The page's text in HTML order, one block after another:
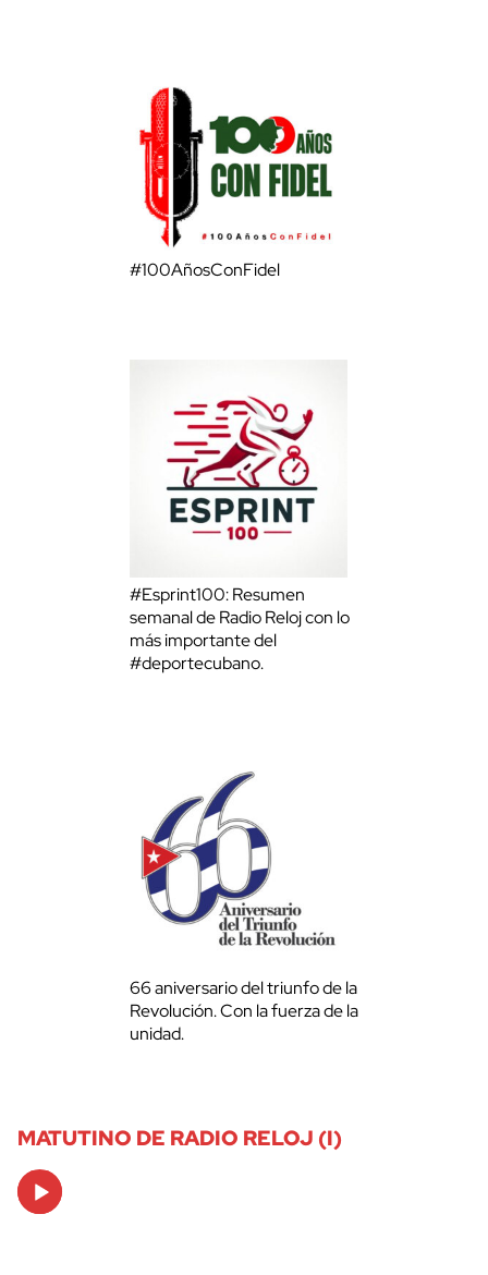
#100AñosConFidel
#Esprint100: Resumen
semanal de Radio Reloj con lo
más importante del
#deportecubano.
66 aniversario del triunfo de la
Revolución. Con la fuerza de la
unidad.
MATUTINO DE RADIO RELOJ (I)
Audio
Player